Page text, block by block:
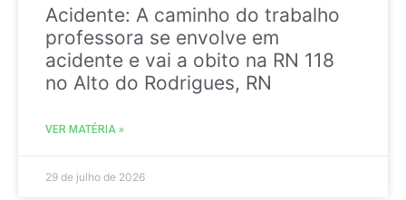
Acidente: A caminho do trabalho
professora se envolve em
acidente e vai a obito na RN 118
no Alto do Rodrigues, RN
VER MATÉRIA »
29 de julho de 2026